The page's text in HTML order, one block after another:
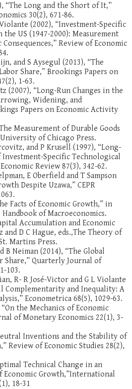
“The Long and the Short of It,”
30(2), 671-86.
(2002), “Investment-Specific
the US (1947-2000): Measurement
Review of Economic
and S Aysegul (2013), “The
Share,” Brookings Papers on
1-63.
(2007), “Long-Run Changes in the
Widening, and
Papers on Economic Activity
Measurement of Durable Goods
of Chicago Press.
and P Krusell (1997), “Long-
Specific Technological
Review 87(3), 342-62.
E Oberfield and T Sampson
Despite Uzawa,” CEPR
Facts of Economic Growth,” in
of Macroeconomics.
Accumulation and Economic
and D C Hague, eds.,The Theory of
Martins Press.
B Neiman (2014), “The Global
Share,” Quarterly Journal of
103.
R- R José-Victor and G L Violante
Complementarity and Inequality: A
Econometrica 68(5), 1029-63.
“On the Mechanics of Economic
of Monetary Economics 22(1), 3-
Inventions and the Stability of
Review of Economic Studies 28(2),
Technical Change in an
Economic Growth,”International
18-31